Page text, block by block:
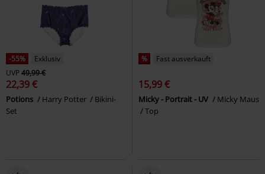
-55%
Exklusiv
UVP49,99 €
22,39 €
Potions Harry Potter
Bikini-
Set
% Fast ausverkauft
15,99 €
Micky - Portrait - UV
Micky Maus
Top